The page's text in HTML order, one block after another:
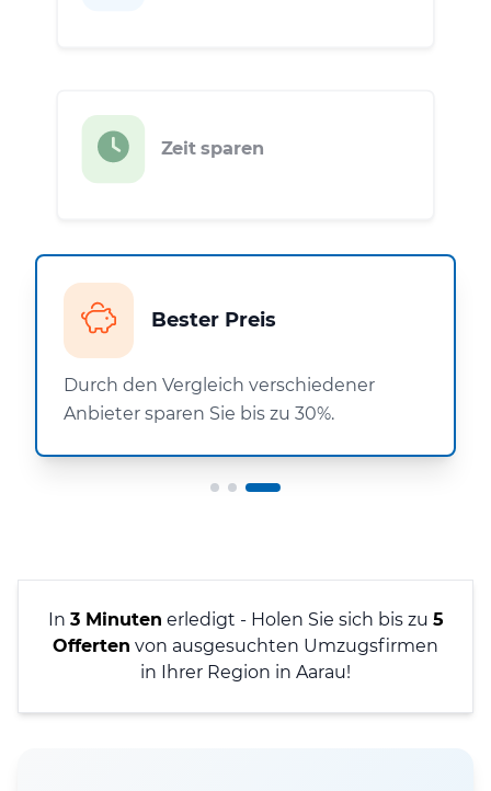
Zeit sparen
Bester Preis
Durch den Vergleich verschiedener
Anbieter sparen Sie bis zu 30%.
In 3 Minuten erledigt - Holen Sie sich bis zu 5
Offerten von ausgesuchten Umzugsfirmen
in Ihrer Region in Aarau!